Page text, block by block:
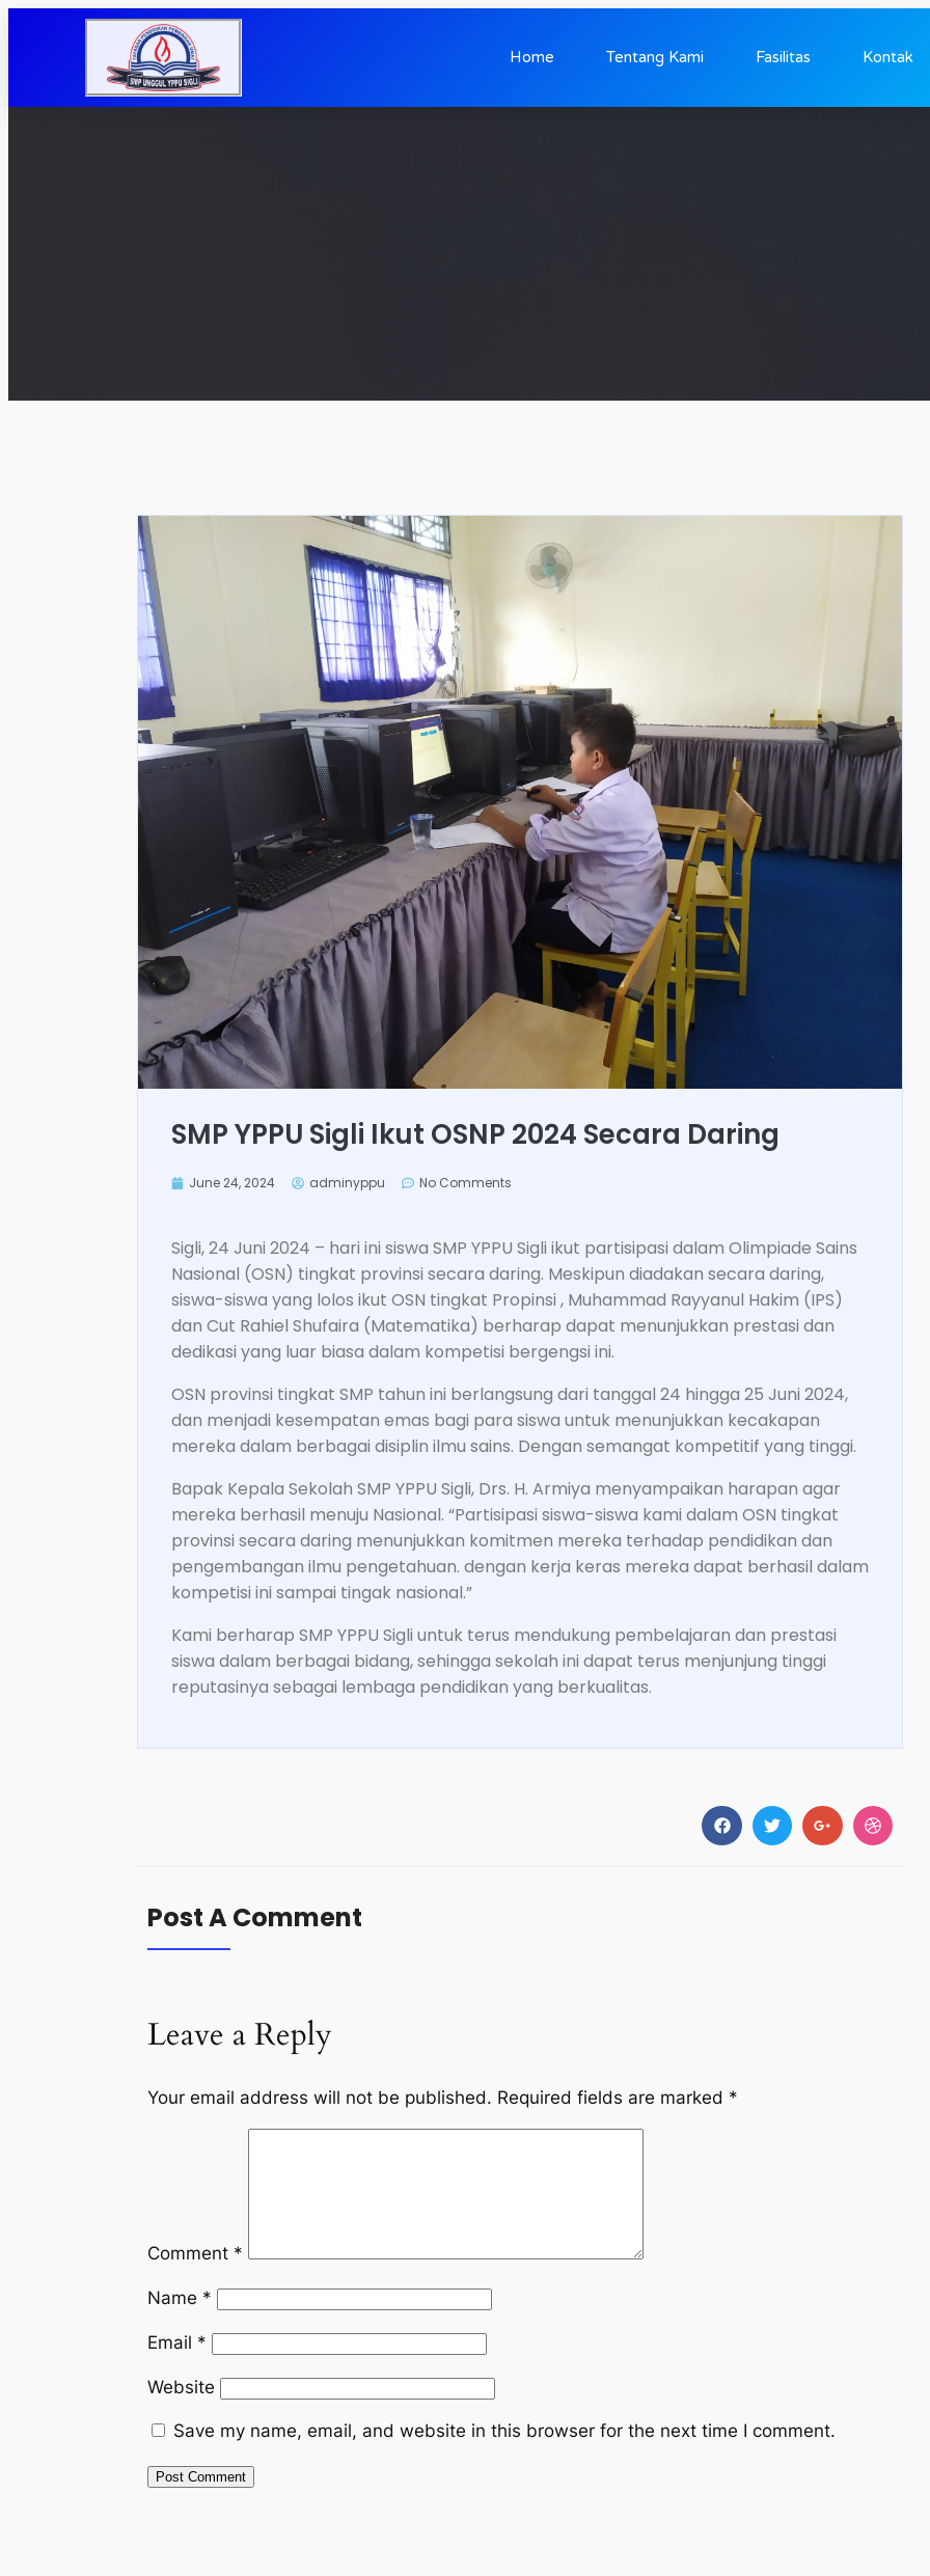
Home Tentang Kami Fasilitas Kontak
SMP YPPU Sigli Ikut OSNP 2024 Secara Daring
June 24, 2024 adminyppu No Comments
Sigli, 24 Juni 2024 – hari ini siswa SMP YPPU Sigli ikut partisipasi dalam Olimpiade Sains
Nasional (OSN) tingkat provinsi secara daring. Meskipun diadakan secara daring,
siswa-siswa yang lolos ikut OSN tingkat Propinsi , Muhammad Rayyanul Hakim (IPS)
dan Cut Rahiel Shufaira (Matematika) berharap dapat menunjukkan prestasi dan
dedikasi yang luar biasa dalam kompetisi bergengsi ini.
OSN provinsi tingkat SMP tahun ini berlangsung dari tanggal 24 hingga 25 Juni 2024,
dan menjadi kesempatan emas bagi para siswa untuk menunjukkan kecakapan
mereka dalam berbagai disiplin ilmu sains. Dengan semangat kompetitif yang tinggi.
Bapak Kepala Sekolah SMP YPPU Sigli, Drs. H. Armiya menyampaikan harapan agar
mereka berhasil menuju Nasional. “Partisipasi siswa-siswa kami dalam OSN tingkat
provinsi secara daring menunjukkan komitmen mereka terhadap pendidikan dan
pengembangan ilmu pengetahuan. dengan kerja keras mereka dapat berhasil dalam
kompetisi ini sampai tingak nasional.”
Kami berharap SMP YPPU Sigli untuk terus mendukung pembelajaran dan prestasi
siswa dalam berbagai bidang, sehingga sekolah ini dapat terus menjunjung tinggi
reputasinya sebagai lembaga pendidikan yang berkualitas.
Post A Comment
Leave a Reply
Your email address will not be published. Required fields are marked *
Comment *
Name *
Email *
Website
Save my name, email, and website in this browser for the next time I comment.